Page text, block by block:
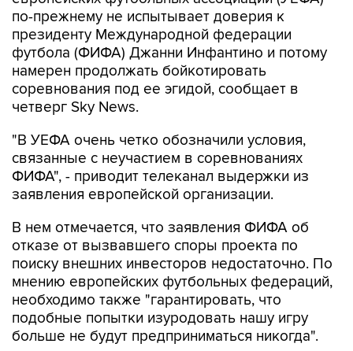
футбола (ФИФА) Джанни Инфантино и потому
намерен продолжать бойкотировать
соревнования под ее эгидой, сообщает в
четверг Sky News.
"В УЕФА очень четко обозначили условия,
ФИФА", - приводит телеканал выдержки из
заявления европейской организации.
В нем отмечается, что заявления ФИФА об
поиску внешних инвесторов недостаточно. По
мнению европейских футбольных федераций,
необходимо также "гарантировать, что
подобные попытки изуродовать нашу игру
больше не будут предприниматься никогда".
В УЕФА указали, что данные условия не были